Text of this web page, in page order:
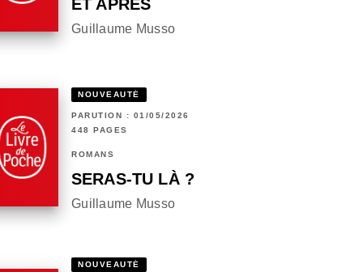
ET APRÈS
Guillaume Musso
NOUVEAUTÉ
PARUTION : 01/05/2026
448 PAGES
ROMANS
SERAS-TU LÀ ?
Guillaume Musso
NOUVEAUTÉ